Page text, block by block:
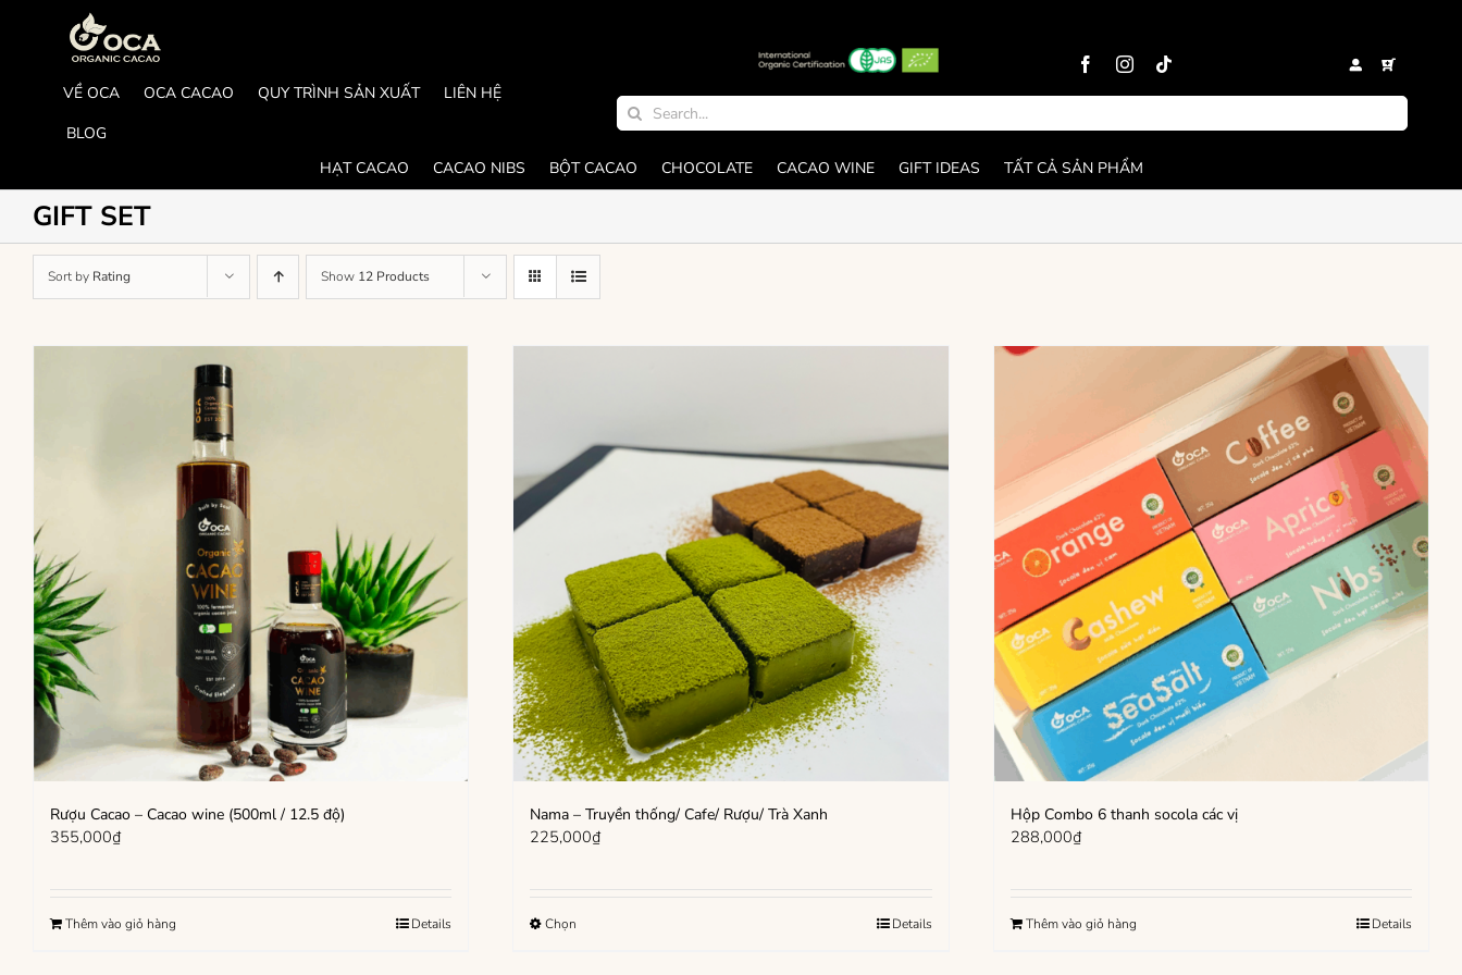
VỀ OCA OCA CACAO QUY TRÌNH SẢN XUẤT
LIÊN HỆ
BLOG
Search
for:
HẠT CACAO CACAO NIBS BỘT CACAO CHOCOLATE CACAO WINE GIFT IDEAS TẤT CẢ SẢN PHẨM
GIFT SET
Sort by Rating Show 12 Products
Rượu Cacao – Cacao wine (500ml / 12.5 độ)
355,000₫
Thêm vào giỏ hàng Details
Nama – Truyền thống/ Cafe/ Rượu/ Trà Xanh
225,000₫
Chọn Details
Hộp Combo 6 thanh socola các vị
288,000₫
Thêm vào giỏ hàng Details